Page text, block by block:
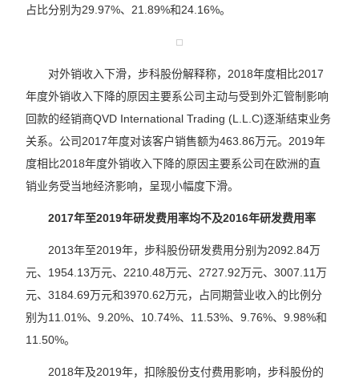
占比分别为29.97%、21.89%和24.16%。
对外销收入下滑，步科股份解释称，2018年度相比2017
年度外销收入下降的原因主要系公司主动与受到外汇管制影响
回款的经销商QVD International Trading (L.L.C)逐渐结束业务
关系。公司2017年度对该客户销售额为463.86万元。2019年
度相比2018年度外销收入下降的原因主要系公司在欧洲的直
销业务受当地经济影响，呈现小幅度下滑。
2017年至2019年研发费用率均不及2016年研发费用率
2013年至2019年，步科股份研发费用分别为2092.84万
元、1954.13万元、2210.48万元、2727.92万元、3007.11万
元、3184.69万元和3970.62万元，占同期营业收入的比例分
别为11.01%、9.20%、10.74%、11.53%、9.76%、9.98%和
11.50%。
2018年及2019年，扣除股份支付费用影响，步科股份的